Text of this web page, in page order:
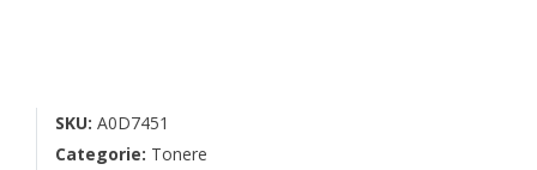
SKU: A0D7451
Categorie: Tonere